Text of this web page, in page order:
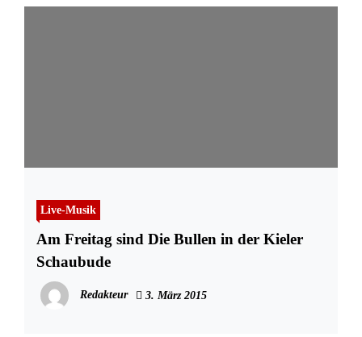
Live-Musik
Am Freitag sind Die Bullen in der Kieler
Schaubude
Redakteur 3. März 2015